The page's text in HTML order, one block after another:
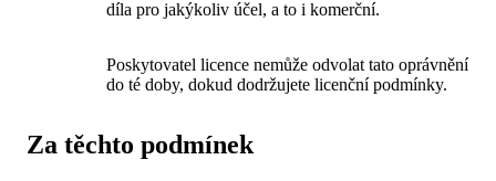
díla pro jakýkoliv účel, a to i komerční.
Poskytovatel licence nemůže odvolat tato oprávnění
do té doby, dokud dodržujete licenční podmínky.
Za těchto podmínek